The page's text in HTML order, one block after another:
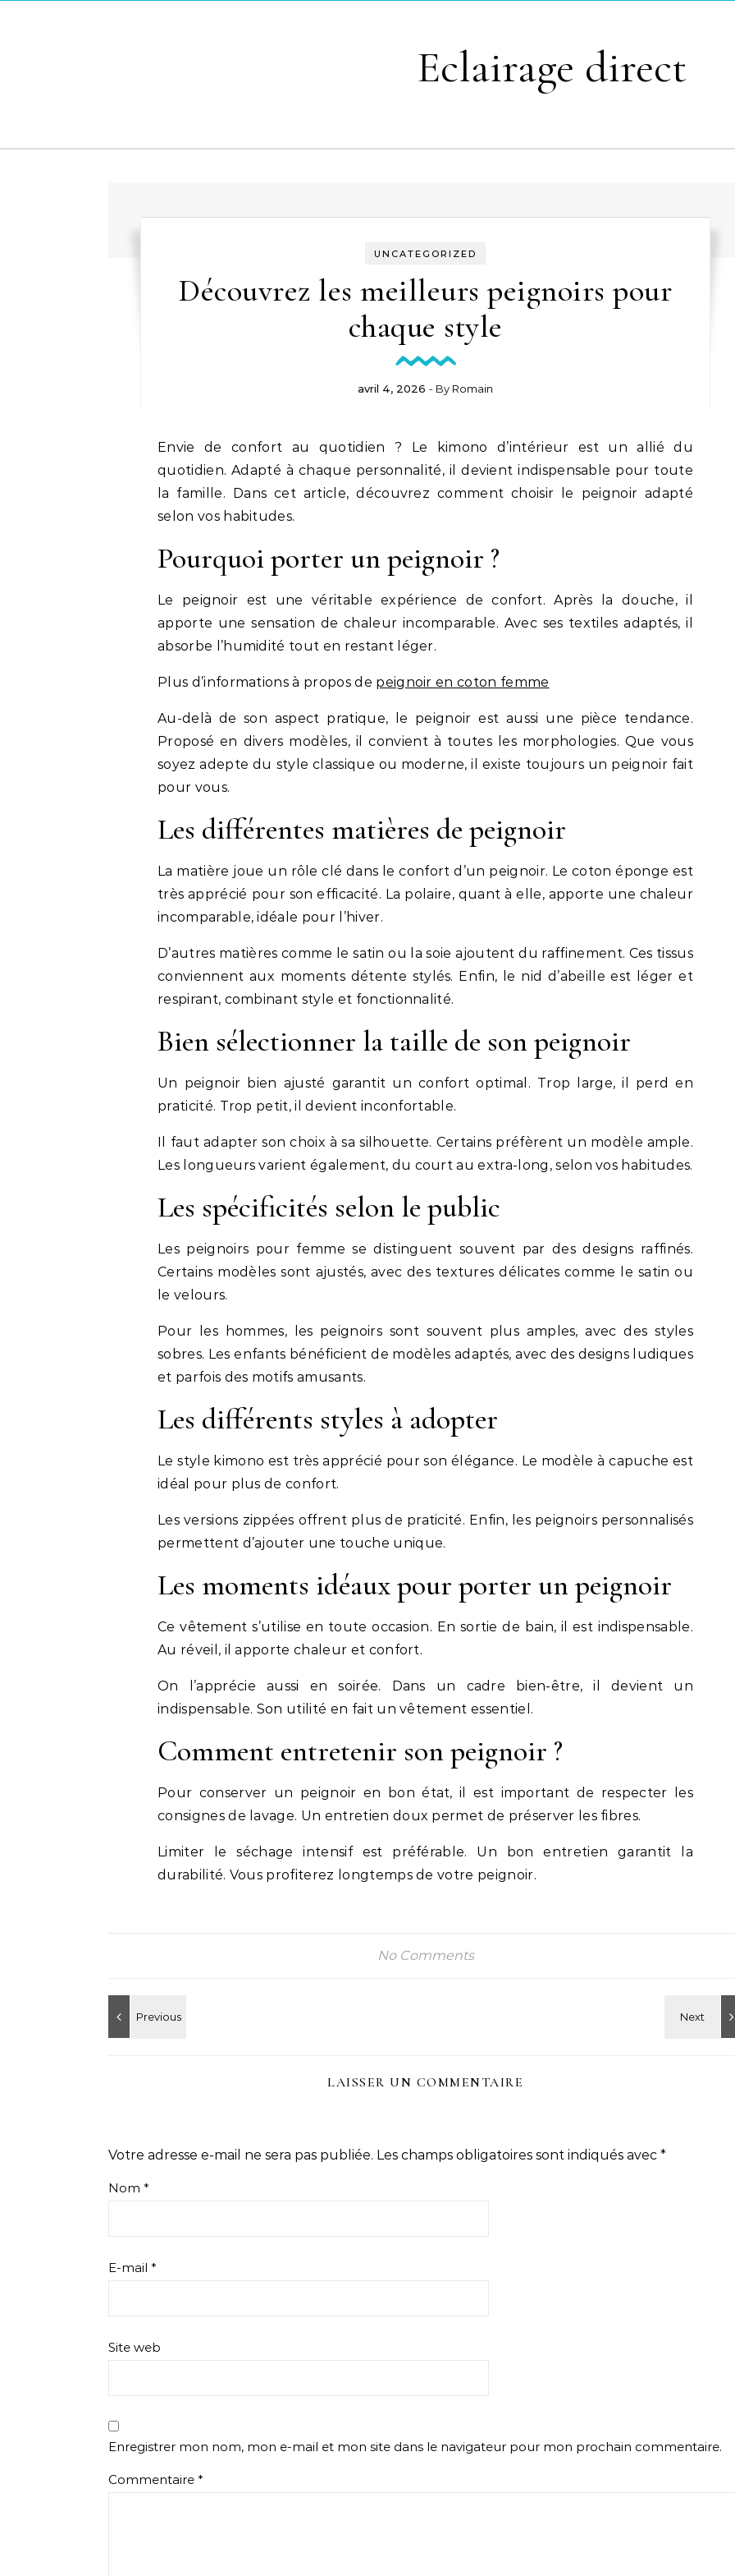
Eclairage direct
UNCATEGORIZED
Découvrez les meilleurs peignoirs pour
chaque style
avril 4, 2026 - By Romain
Envie de confort au quotidien ? Le kimono d’intérieur est un allié du
quotidien. Adapté à chaque personnalité, il devient indispensable pour toute
la famille. Dans cet article, découvrez comment choisir le peignoir adapté
selon vos habitudes.
Pourquoi porter un peignoir ?
Le peignoir est une véritable expérience de confort. Après la douche, il
apporte une sensation de chaleur incomparable. Avec ses textiles adaptés, il
absorbe l’humidité tout en restant léger.
Plus d’informations à propos de peignoir en coton femme
Au-delà de son aspect pratique, le peignoir est aussi une pièce tendance.
Proposé en divers modèles, il convient à toutes les morphologies. Que vous
soyez adepte du style classique ou moderne, il existe toujours un peignoir fait
pour vous.
Les différentes matières de peignoir
La matière joue un rôle clé dans le confort d’un peignoir. Le coton éponge est
très apprécié pour son efficacité. La polaire, quant à elle, apporte une chaleur
incomparable, idéale pour l’hiver.
D’autres matières comme le satin ou la soie ajoutent du raffinement. Ces tissus
conviennent aux moments détente stylés. Enfin, le nid d’abeille est léger et
respirant, combinant style et fonctionnalité.
Bien sélectionner la taille de son peignoir
Un peignoir bien ajusté garantit un confort optimal. Trop large, il perd en
praticité. Trop petit, il devient inconfortable.
Il faut adapter son choix à sa silhouette. Certains préfèrent un modèle ample.
Les longueurs varient également, du court au extra-long, selon vos habitudes.
Les spécificités selon le public
Les peignoirs pour femme se distinguent souvent par des designs raffinés.
Certains modèles sont ajustés, avec des textures délicates comme le satin ou
le velours.
Pour les hommes, les peignoirs sont souvent plus amples, avec des styles
sobres. Les enfants bénéficient de modèles adaptés, avec des designs ludiques
et parfois des motifs amusants.
Les différents styles à adopter
Le style kimono est très apprécié pour son élégance. Le modèle à capuche est
idéal pour plus de confort.
Les versions zippées offrent plus de praticité. Enfin, les peignoirs personnalisés
permettent d’ajouter une touche unique.
Les moments idéaux pour porter un peignoir
Ce vêtement s’utilise en toute occasion. En sortie de bain, il est indispensable.
Au réveil, il apporte chaleur et confort.
On l’apprécie aussi en soirée. Dans un cadre bien-être, il devient un
indispensable. Son utilité en fait un vêtement essentiel.
Comment entretenir son peignoir ?
Pour conserver un peignoir en bon état, il est important de respecter les
consignes de lavage. Un entretien doux permet de préserver les fibres.
Limiter le séchage intensif est préférable. Un bon entretien garantit la
durabilité. Vous profiterez longtemps de votre peignoir.
No Comments
LAISSER UN COMMENTAIRE
Votre adresse e-mail ne sera pas publiée. Les champs obligatoires sont indiqués avec *
Nom *
E-mail *
Site web
Enregistrer mon nom, mon e-mail et mon site dans le navigateur pour mon prochain commentaire.
Commentaire *